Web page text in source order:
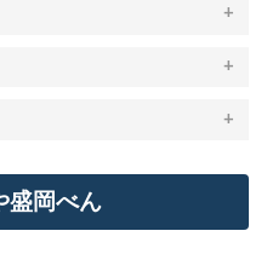
盛岡べん